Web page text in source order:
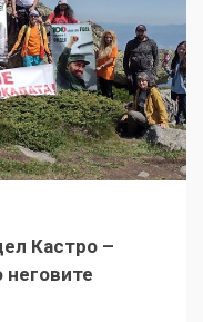
Кастро –
неговите